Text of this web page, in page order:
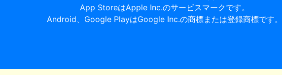
App StoreはApple Inc.のサービスマークです。
Android、Google PlayはGoogle Inc.の商標または登録商標です。